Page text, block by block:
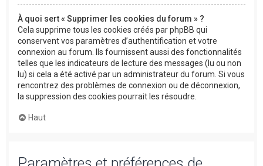
À quoi sert « Supprimer les cookies du forum » ?
Cela supprime tous les cookies créés par phpBB qui
conservent vos paramètres d’authentification et votre
connexion au forum. Ils fournissent aussi des fonctionnalités
telles que les indicateurs de lecture des messages (lu ou non
lu) si cela a été activé par un administrateur du forum. Si vous
rencontrez des problèmes de connexion ou de déconnexion,
la suppression des cookies pourrait les résoudre.
Haut